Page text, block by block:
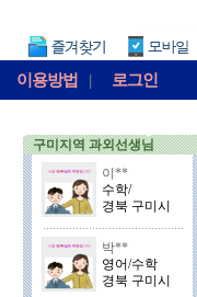
이용방법 | 로그인
구미지역 과외선생님
이**
수학/
경북 구미시
박**
영어/수학
경북 구미시